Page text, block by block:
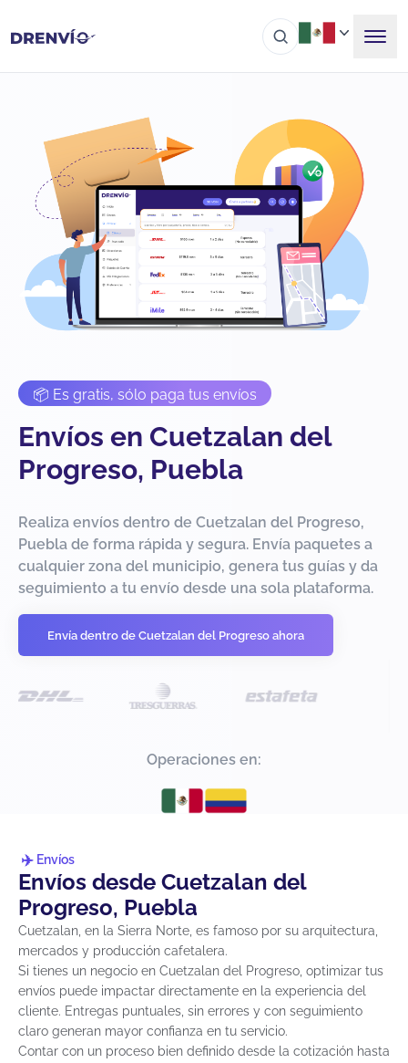
📦 Es gratis, sólo paga tus envíos
Envíos en Cuetzalan del
Progreso, Puebla
Realiza envíos dentro de Cuetzalan del Progreso,
Puebla de forma rápida y segura. Envía paquetes a
cualquier zona del municipio, genera tus guías y da
seguimiento a tu envío desde una sola plataforma.
Envía dentro de Cuetzalan del Progreso ahora
Operaciones en:
Envíos
Envíos desde Cuetzalan del
Progreso, Puebla
Cuetzalan, en la Sierra Norte, es famoso por su arquitectura,
mercados y producción cafetalera.
Si tienes un negocio en Cuetzalan del Progreso, optimizar tus
envíos puede impactar directamente en la experiencia del
cliente. Entregas puntuales, sin errores y con seguimiento
claro generan mayor confianza en tu servicio.
Contar con un proceso bien definido desde la cotización hasta